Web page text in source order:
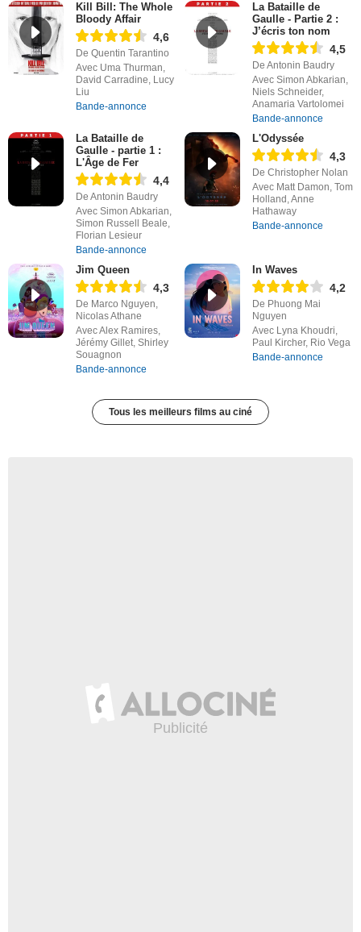
Kill Bill: The Whole
Bloody Affair
4,6
De Quentin Tarantino
Avec Uma Thurman,
David Carradine, Lucy
Liu
Bande-annonce
La Bataille de
Gaulle - Partie 2 :
J’écris ton nom
4,5
De Antonin Baudry
Avec Simon Abkarian,
Niels Schneider,
Anamaria Vartolomei
Bande-annonce
La Bataille de
Gaulle - partie 1 :
L'Âge de Fer
4,4
De Antonin Baudry
Avec Simon Abkarian,
Simon Russell Beale,
Florian Lesieur
Bande-annonce
L'Odyssée
4,3
De Christopher Nolan
Avec Matt Damon, Tom
Holland, Anne
Hathaway
Bande-annonce
Jim Queen
4,3
De Marco Nguyen,
Nicolas Athane
Avec Alex Ramires,
Jérémy Gillet, Shirley
Souagnon
Bande-annonce
In Waves
4,2
De Phuong Mai
Nguyen
Avec Lyna Khoudri,
Paul Kircher, Rio Vega
Bande-annonce
Tous les meilleurs films au ciné